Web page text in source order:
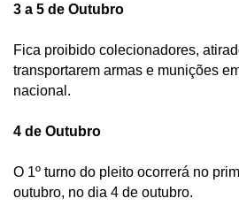
3 a 5 de Outubro
Fica proibido colecionadores,
transportarem armas e munições
nacional.
4 de Outubro
O 1º turno do pleito ocorrerá no
outubro, no dia 4 de outubro.